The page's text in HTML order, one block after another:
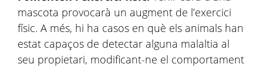
mascota provocarà un augment de l’exercici
físic. A més, hi ha casos en què els animals han
estat capaços de detectar alguna malaltia al
seu propietari, modificant-ne el comportament